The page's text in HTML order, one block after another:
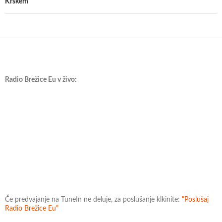
Krškem
Radio Brežice Eu v živo:
Če predvajanje na TuneIn ne deluje, za poslušanje klkinite: "Poslušaj
Radio Brežice Eu"